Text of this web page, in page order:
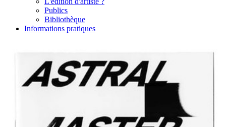
Publics
Bibliothèque
Informations pratiques